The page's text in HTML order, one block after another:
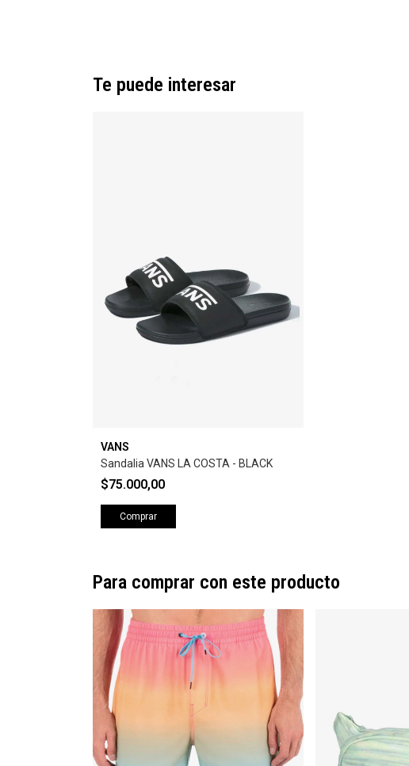
Te puede interesar
VANS
Sandalia VANS LA COSTA - BLACK
$75.000,00
Comprar
Para comprar con este producto